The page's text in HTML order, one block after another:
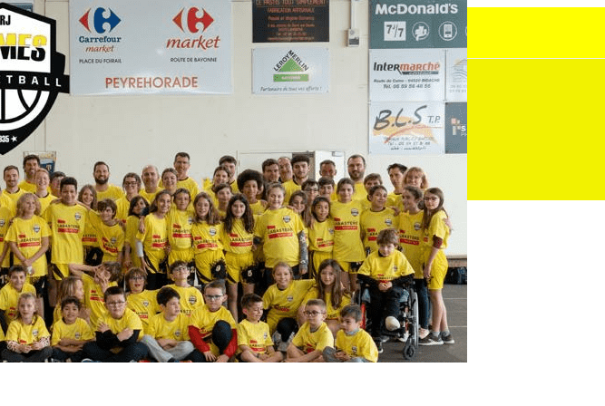
Menu
<
>
Résultats du Week-End
Évènements
Documents Utiles
Galeries photo
?>
Images de la page d'accueil
Cliquez pour éditer